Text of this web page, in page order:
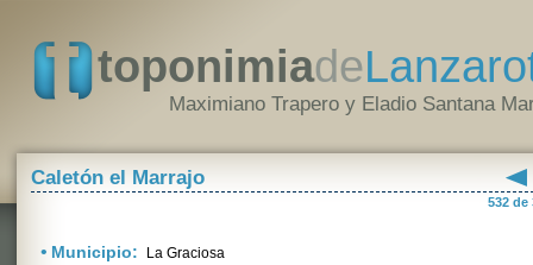
toponimiade
Maximiano Trapero y Eladio Santana
Caletón el Marrajo
532 de
• Municipio: La Graciosa